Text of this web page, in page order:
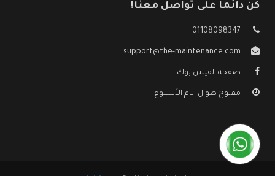
كن دائما على تواصل معنا!
01108098347
support@the-maintenance.com
صفحة الفيس بوك
مفتوح طوال ايام الأسبوع